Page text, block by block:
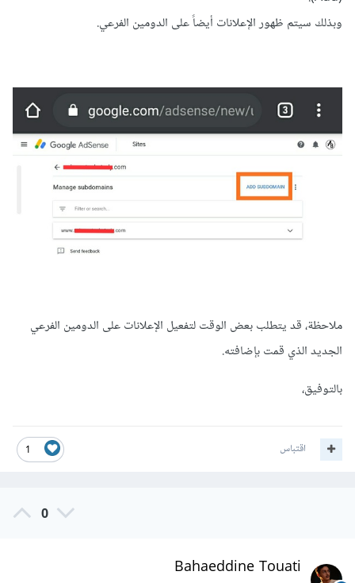
وبذلك سيتم ظهور الإعلانات أيضاً على الدومين الفرعي.
ملاحظة، قد يتطلب بعض الوقت لتفعيل الإعلانات على الدومين الفرعي
الجديد الذي قمت بإضافته.
بالتوفيق،
1 اقتباس
0
Bahaeddine Touati